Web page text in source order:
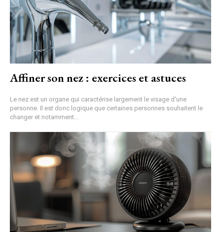
Affiner son nez : exercices et astuces
Le nez est un organe qui caractérise largement le visage d'une
personne. Il est donc logique que certaines personnes souhaitent le
changer et notamment...